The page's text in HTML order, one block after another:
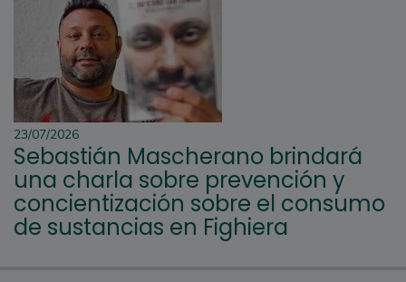
23/07/2026
Sebastián Mascherano brindará
una charla sobre prevención y
concientización sobre el consumo
de sustancias en Fighiera